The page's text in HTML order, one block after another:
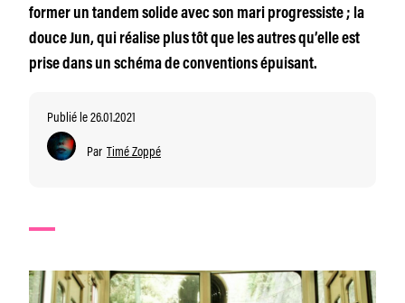
former un tandem solide avec son mari progressiste ; la
douce Jun, qui réalise plus tôt que les autres qu’elle est
prise dans un schéma de conventions épuisant.
Publié le 26.01.2021
Par Timé Zoppé